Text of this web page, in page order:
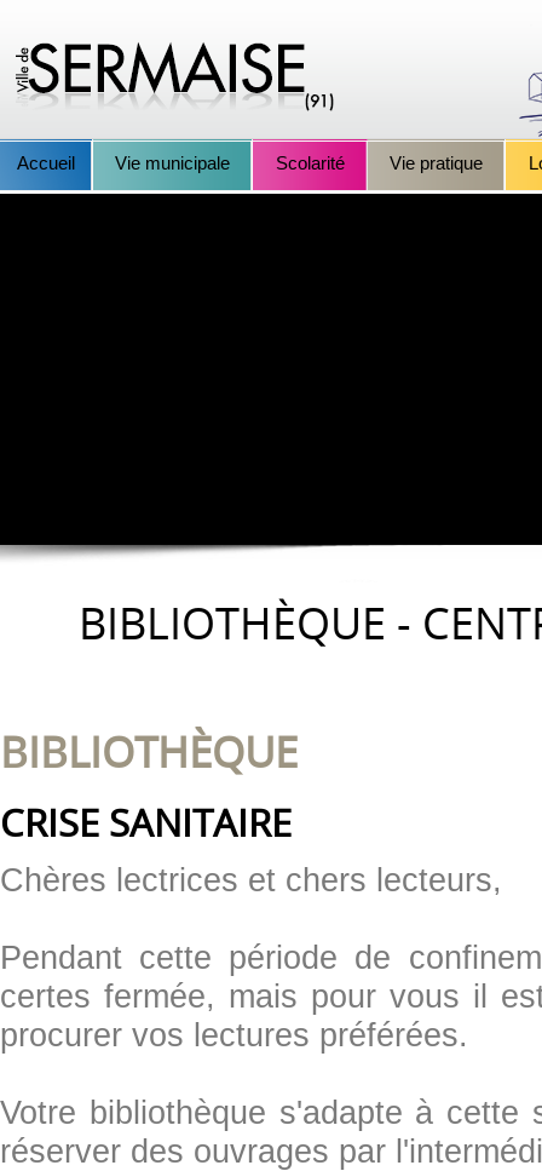
Accueil Vie municipale Scolarité Vie pratique
BIBLIOTHÈQUE -
BIBLIOTHÈQUE
CRISE SANITAIRE
Chères lectrices et chers lecteurs,
Pendant cette période de
certes fermée, mais pour vous il
procurer vos lectures préférées.
Votre bibliothèque s'adapte à cette
réserver des ouvrages par